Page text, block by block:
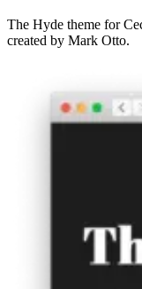
The Hyde theme for
created by Mark Otto.